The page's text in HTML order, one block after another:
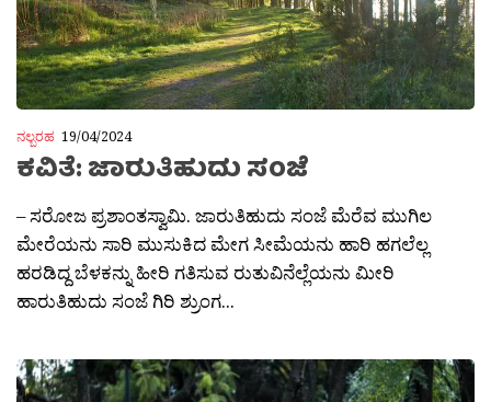
ನಲ್ಬರಹ 19/04/2024
ಕವಿತೆ: ಜಾರುತಿಹುದು ಸಂಜೆ
– ಸರೋಜ ಪ್ರಶಾಂತಸ್ವಾಮಿ. ಜಾರುತಿಹುದು ಸಂಜೆ ಮೆರೆವ ಮುಗಿಲ
ಮೇರೆಯನು ಸಾರಿ ಮುಸುಕಿದ ಮೇಗ ಸೀಮೆಯನು ಹಾರಿ ಹಗಲೆಲ್ಲ
ಹರಡಿದ್ದ ಬೆಳಕನ್ನು ಹೀರಿ ಗತಿಸುವ ರುತುವಿನೆಲ್ಲೆಯನು ಮೀರಿ
ಹಾರುತಿಹುದು ಸಂಜೆ ಗಿರಿ ಶ್ರುಂಗ...